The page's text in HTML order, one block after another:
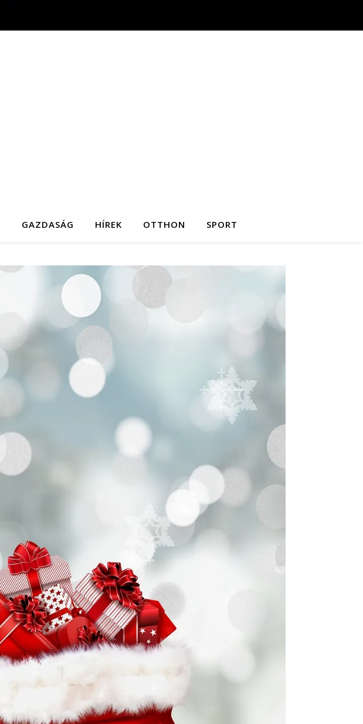
GAZDASÁG HÍREK OTTHON SPORT